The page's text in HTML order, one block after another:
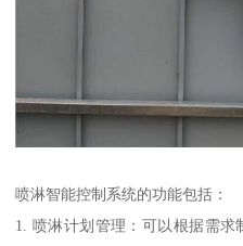
喷淋智能控制系统的功能包括：
1. 喷淋计划管理：可以根据需